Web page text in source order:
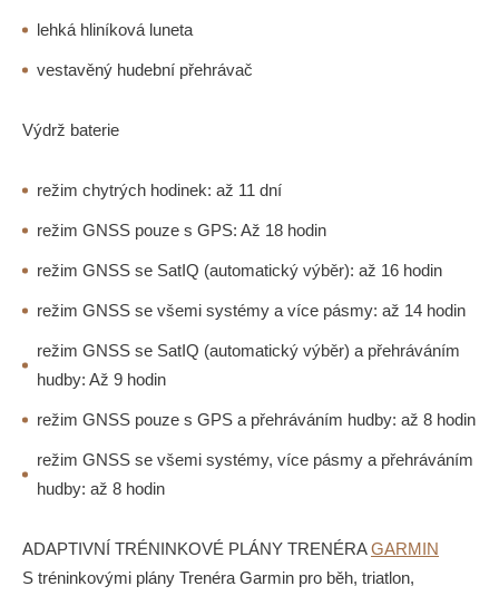
lehká hliníková luneta
vestavěný hudební přehrávač
Výdrž baterie
režim chytrých hodinek: až 11 dní
režim GNSS pouze s GPS: Až 18 hodin
režim GNSS se SatIQ (automatický výběr): až 16 hodin
režim GNSS se všemi systémy a více pásmy: až 14 hodin
režim GNSS se SatIQ (automatický výběr) a přehráváním
hudby: Až 9 hodin
režim GNSS pouze s GPS a přehráváním hudby: až 8 hodin
režim GNSS se všemi systémy, více pásmy a přehráváním
hudby: až 8 hodin
ADAPTIVNÍ TRÉNINKOVÉ PLÁNY TRENÉRAGARMIN
S tréninkovými plány Trenéra Garmin pro běh, triatlon,